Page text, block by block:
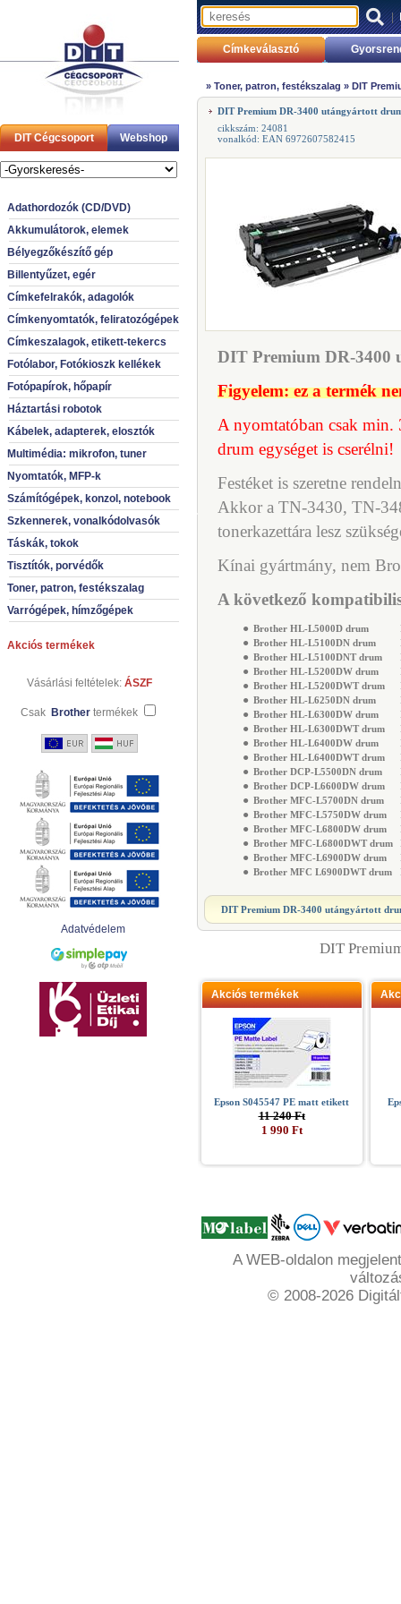
DIT Cégcsoport Webshop
Adathordozók (CD/DVD)
Akkumulátorok, elemek
Bélyegzőkészítő gép
Billentyűzet, egér
Címkefelrakók, adagolók
Címkenyomtatók, feliratozógépek
Címkeszalagok, etikett-tekercs
Fotólabor, Fotókioszk kellékek
Fotópapírok, hőpapír
Háztartási robotok
Kábelek, adapterek, elosztók
Multimédia: mikrofon, tuner
Nyomtatók, MFP-k
Számítógépek, konzol, notebook
Szkennerek, vonalkódolvasók
Táskák, tokok
Tisztítók, porvédők
Toner, patron, festékszalag
Varrógépek, hímzőgépek
Akciós termékek
Vásárlási feltételek: ÁSZF
Csak Brother termékek
Adatvédelem
|
Címkeválasztó
» Toner, patron, festékszalag » DIT
DIT Premium DR-3400 utángyártott
cikkszám: 24081
vonalkód: EAN 6972607582415
DIT Premium DR-3400
Figyelem: ez a termék
A nyomtatóban csak min.
drum egységet is cserélni!
Festéket is szeretne
Akkor a TN-3430, TN-
tonerkazettára lesz
Kínai gyártmány, nem
A következő
● Brother HL-L5000D drum
● Brother HL-L5100DN drum
● Brother HL-L5100DNT drum
● Brother HL-L5200DW drum
● Brother HL-L5200DWT drum
● Brother HL-L6250DN drum
● Brother HL-L6300DW drum
● Brother HL-L6300DWT drum
● Brother HL-L6400DW drum
● Brother HL-L6400DWT drum
● Brother DCP-L5500DN drum
● Brother DCP-L6600DW drum
● Brother MFC-L5700DN drum
● Brother MFC-L5750DW drum
● Brother MFC-L6800DW drum
● Brother MFC-L6800DWT drum
● Brother MFC-L6900DW drum
● Brother MFC L6900DWT drum
DIT Premium DR-3400 utángyártott
DIT
Akciós termékek
Epson S045547 PE matt etikett
11 240 Ft
1 990 Ft
A WEB-oldalon
© 2008-2026